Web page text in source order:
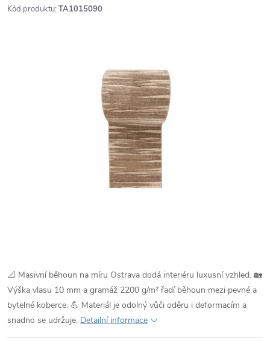
Kód produktu: TA1015090
📐 Masivní běhoun na míru Ostrava dodá interiéru luxusní vzhled. 🏡
Výška vlasu 10 mm a gramáž 2200 g/m² řadí běhoun mezi pevné a
bytelné koberce. 💪 Materiál je odolný vůči oděru i deformacím a
snadno se udržuje. Detailní informace